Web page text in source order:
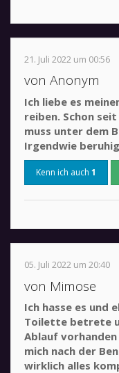
21. Juli 2022 um 00:56
von Anonym
Ich liebe es
reiben. Schon
muss unter dem
Irgendwie
Kenn ich auch 1
05. Juli 2022 um 20:40
von Mimose
Ich hasse es und
Toilette betrete
Ablauf
mich nach der
wirklich alles